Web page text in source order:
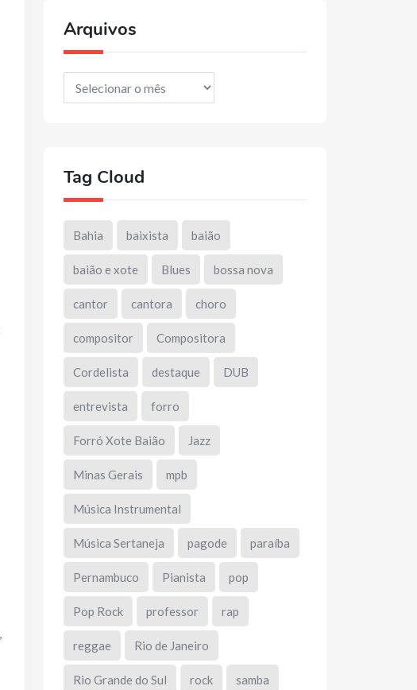
Arquivos
Arquivos
Tag Cloud
Bahia baixista baião
baião e xote Blues bossa nova
cantor cantora choro
compositor Compositora
Cordelista destaque DUB
entrevista forro
Forró Xote Baião Jazz
Minas Gerais mpb
Música Instrumental
Música Sertaneja pagode paraíba
Pernambuco Pianista pop
Pop Rock professor rap
reggae Rio de Janeiro
Rio Grande do Sul rock samba